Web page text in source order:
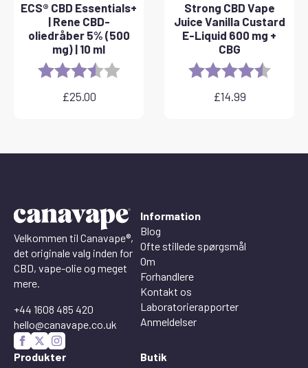
ECS® CBD Essentials+
| Rene CBD-
oliedråber 5% (500
mg) | 10 ml
Rating: 3.8 out of 5 stars
£25.00
Strong CBD Vape
Juice Vanilla Custard
E-Liquid 600 mg +
CBG
Rating: 4.6 out
£14.99
Velkommen til Canavape®,
det originale valg inden for
CBD, vape-olie og meget
mere.
+44 1608 485 420
hello@canavape.co.uk
Information
Blog
Ofte stillede spørgsmål
Om
Forhandlere
Kontakt os
Laboratorierapporter
Anmeldelser
Produkter
Butik